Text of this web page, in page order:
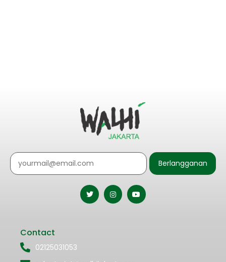
Berlangganan
Contact
02125031053